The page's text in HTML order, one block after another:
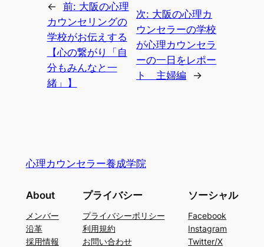
← 前: 大阪の心理
カウンセリングの
学校がお伝えする
【心の繋がり「自
分もみんなと一
緒」】
次: 大阪の心理カ
ウンセラーの学校
が心理カウンセラ
ーの一日をレポー
ト 主婦編
→
心理カウンセラー養成学院
About
メンバー
沿革
採用情報
プライバシー
プライバシーポリシー
利用規約
お問い合わせ
ソーシャル
Facebook
Instagram
Twitter/X